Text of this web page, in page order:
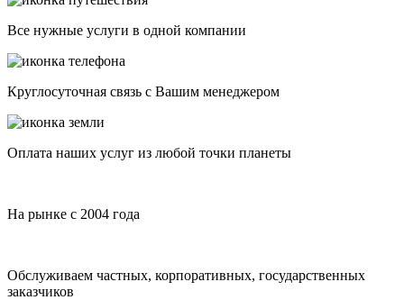
Все нужные услуги в одной компании
Круглосуточная связь с Вашим менеджером
Оплата наших услуг из любой точки планеты
На рынке с 2004 года
Обслуживаем частных, корпоративных, государственных
заказчиков